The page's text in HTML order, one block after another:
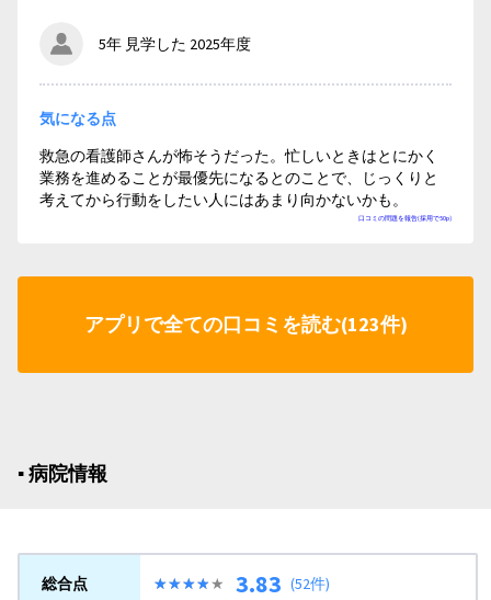
5年 見学した 2025年度
口コミの問題を報告(採用で50p)
気になる点
救急の看護師さんが怖そうだった。忙しいときはとにかく
業務を進めることが最優先になるとのことで、じっくりと
考えてから行動をしたい人にはあまり向かないかも。
アプリで全ての口コミを読む(123件)
▪︎ 病院情報
総合点 ★★★★★
★★★★★ 3.83 (52件)